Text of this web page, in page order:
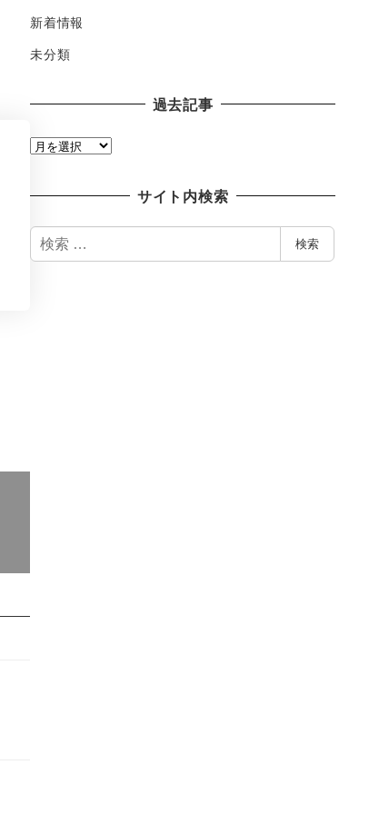
新着情報
未分類
過去記事
過
サイト内検索
検
索
検索